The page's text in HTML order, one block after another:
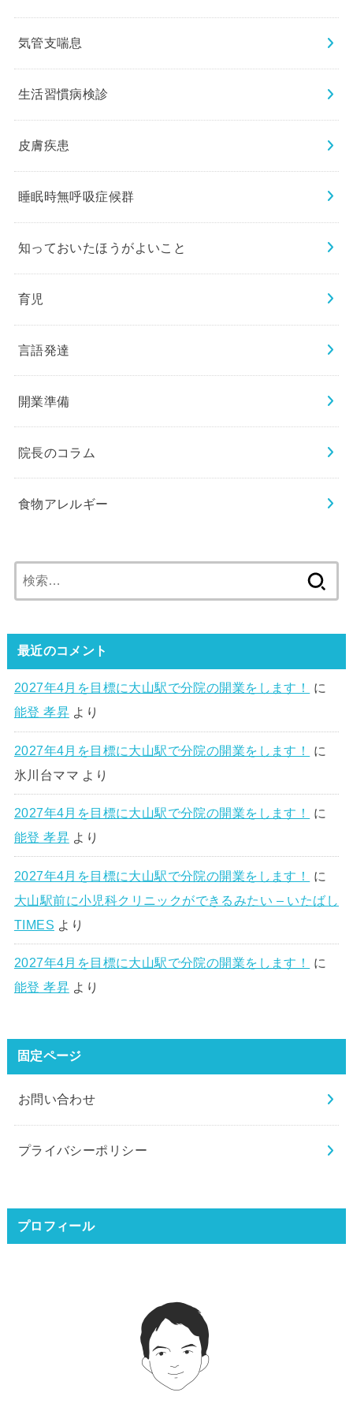
気管支喘息
生活習慣病検診
皮膚疾患
睡眠時無呼吸症候群
知っておいたほうがよいこと
育児
言語発達
開業準備
院長のコラム
食物アレルギー
索:
最近のコメント
2027年4月を目標に大山駅で分院の開業をします！
に
能登 孝昇より
2027年4月を目標に大山駅で分院の開業をします！
に
氷川台ママ より
2027年4月を目標に大山駅で分院の開業をします！
に
能登 孝昇より
2027年4月を目標に大山駅で分院の開業をします！
に
大山駅前に小児科クリニックができるみたい – いたばし
TIMES より
2027年4月を目標に大山駅で分院の開業をします！
に
能登 孝昇より
固定ページ
お問い合わせ
プライバシーポリシー
プロフィール